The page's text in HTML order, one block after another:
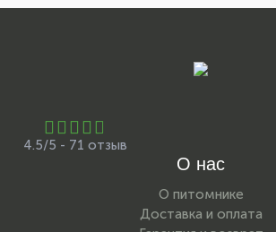
4.5/5 - 71 отзыв
О нас
О питомнике
Доставка и оплата